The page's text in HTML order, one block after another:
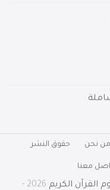
من نحن حقوق النشر
معنا
القرآن الكريم 2026 -